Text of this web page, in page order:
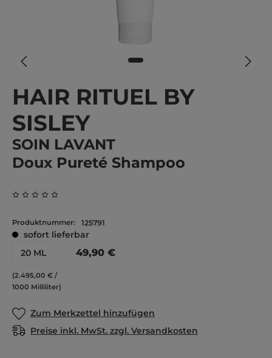
HAIR RITUEL BY
SISLEY
SOIN LAVANT
Doux Pureté Shampoo
Produktnummer: 125791
sofort lieferbar
20 ML
(2.495,00 € /
1000 Milliliter)
49,90 €
Zum Merkzettel hinzufügen
Preise inkl. MwSt. zzgl. Versandkosten